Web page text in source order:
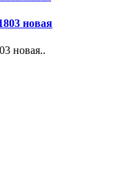
новая
новая..